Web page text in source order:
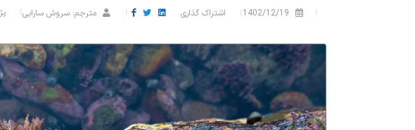
اشتراک گذاری مترجم: سروش سارابی